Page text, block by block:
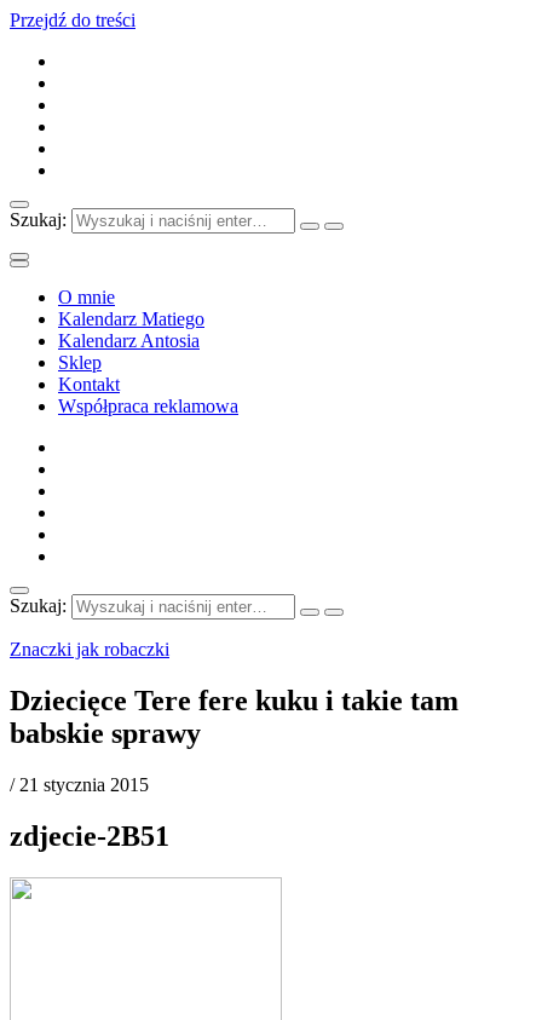
Przejdź do treści
Szukaj:
O mnie
Kalendarz Matiego
Kalendarz Antosia
Sklep
Kontakt
Współpraca reklamowa
Szukaj:
Znaczki jak robaczki
Dziecięce Tere fere kuku i takie tam
babskie sprawy
/ 21 stycznia 2015
zdjecie-2B51